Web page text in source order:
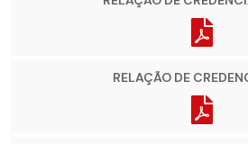
RELAÇÃO DE